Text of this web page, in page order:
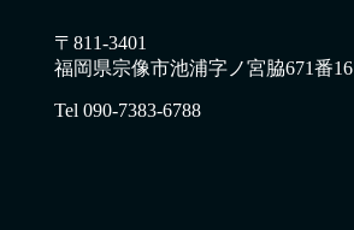
〒811-3401
福岡県宗像市池浦字ノ宮脇671番16
Tel 090-7383-6788